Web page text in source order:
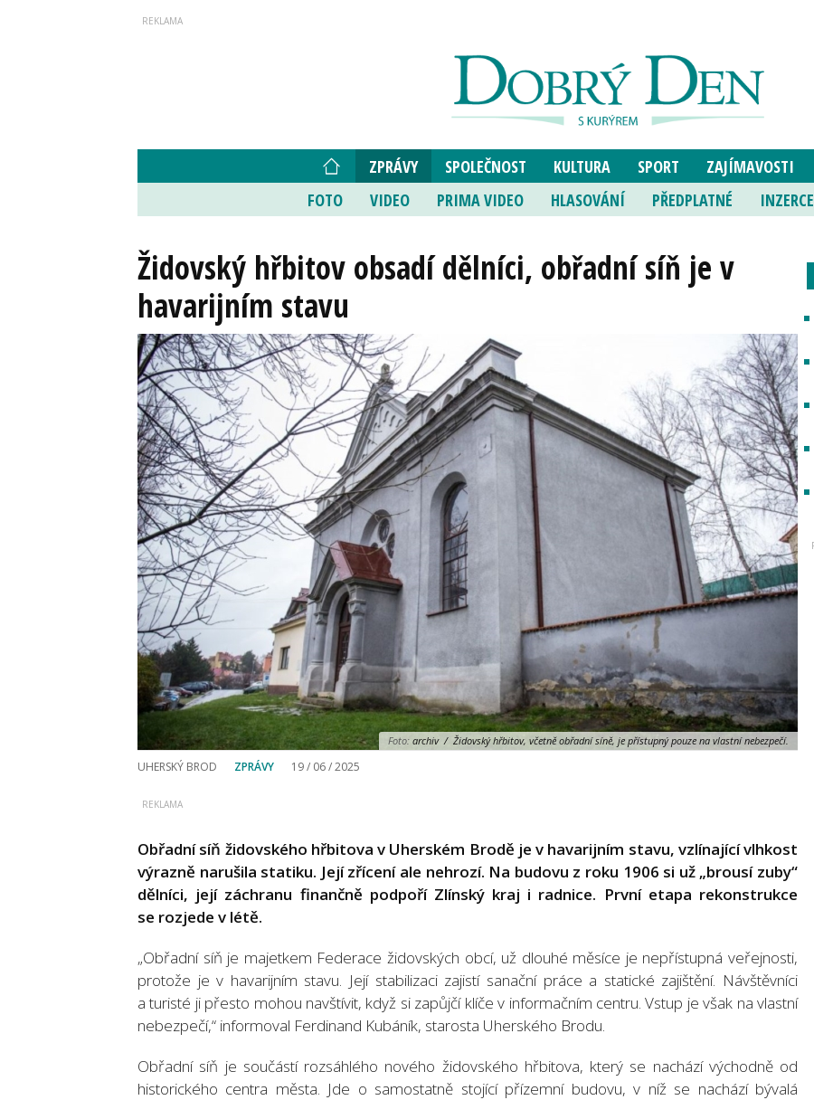
ZPRÁVY SPOLEČNOST KULTURA SPORT ZAJÍMAVOSTI
FOTO
VIDEO PRIMA VIDEO HLASOVÁNÍ PŘEDPLATNÉ INZERCE
Židovský hřbitov obsadí dělníci, obřadní síň je v
havarijním stavu
Foto: archiv / Židovský hřbitov, včetně obřadní síně, je přístupný pouze na vlastní nebezpečí.
UHERSKÝ BROD ZPRÁVY 19 / 06 / 2025
Obřadní síň židovského hřbitova v Uherském Brodě je v havarijním stavu, vzlínající vlhkost
výrazně narušila statiku. Její zřícení ale nehrozí. Na budovu z roku 1906 si už „brousí zuby“
dělníci, její záchranu finančně podpoří Zlínský kraj i radnice. První etapa rekonstrukce
se rozjede v létě.
„Obřadní síň je majetkem Federace židovských obcí, už dlouhé měsíce je nepřístupná veřejnosti,
protože je v havarijním stavu. Její stabilizaci zajistí sanační práce a statické zajištění. Návštěvníci
a turisté ji přesto mohou navštívit, když si zapůjčí klíče v informačním centru. Vstup je však na vlastní
nebezpečí,“ informoval Ferdinand Kubáník, starosta Uherského Brodu.
Obřadní síň je součástí rozsáhlého nového židovského hřbitova, který se nachází východně od
historického centra města. Jde o samostatně stojící přízemní budovu, v níž se nachází bývalá